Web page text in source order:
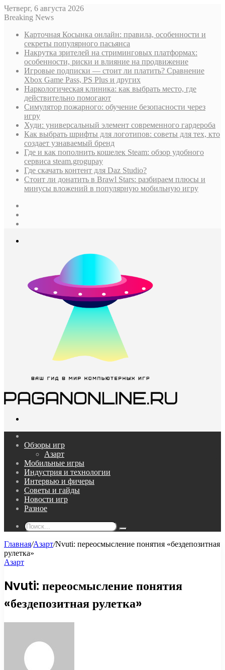
Четверг, 6 августа 2026
Breaking News
Карточная Косынка онлайн: правила, особенности и
секреты популярного пасьянса
Накрутка зрителей на стриминговых платформах:
особенности, риски и влияние на продвижение
Игровые подписки — стоит ли платить? Сравнение
Xbox Game Pass, PS Plus и других
Наркологическая клиника: как выбрать место, где
действительно помогают
Симулятор пожарного: обучение безопасности через
игру
Худи: универсальный элемент современного гардероба
Как выбрать шрифты для логотипов: советы для тех, кто
создает узнаваемый бренд
Где и как пополнить кошелек Steam: обзор удобного
сервиса steam.grogupay
Где скачать контент для Daz Studio?
Стоит ли донатить в Brawl Stars: разбираем плюсы и
минусы вложений в популярную мобильную игру
Обзоры игр
Азарт
Мобильные игры
Индустрия и технологии
Интервью и фичеры
Советы и гайды
Новости игр
Разное
Поиск...
Главная/Азарт/Nvuti: переосмысление понятия «бездепозитная
рулетка»
Азарт
Nvuti: переосмысление понятия
«бездепозитная рулетка»